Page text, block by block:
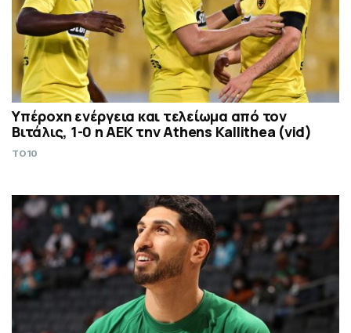
Υπέροχη ενέργεια και τελείωμα από τον
Βιτάλις, 1-0 η ΑΕΚ την Athens Kallithea (vid)
TO10